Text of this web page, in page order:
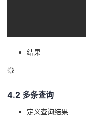
结果
4.2 多条查询
定义查询结果